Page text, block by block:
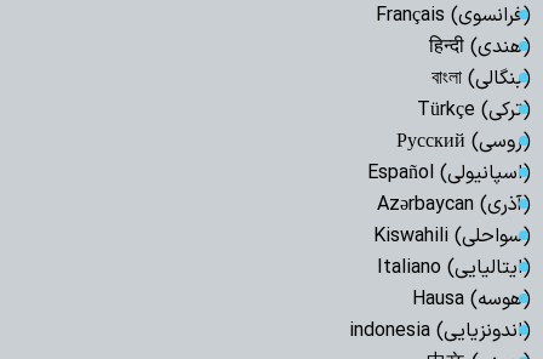
(فرانسوی) Français
(هندی) हिन्दी
(بنگالی) বাংলা
(ترکی) Türkçe
(روسی) Русский
(اسپانیولی) Español
(آذری) Azərbaycan
(سواحلی) Kiswahili
(ایتالیایی) Italiano
(هوسه) Hausa
(اندونزیایی) indonesia